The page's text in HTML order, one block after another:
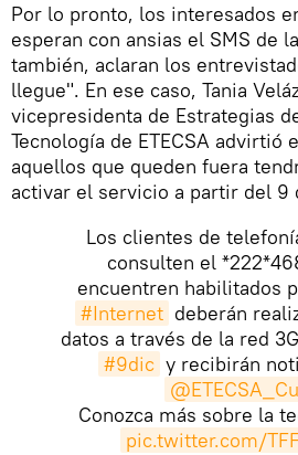
Por lo pronto, los interesados
esperan con ansias el SMS de
también, aclaran los
llegue". En ese caso, Tania
vicepresidenta de Estrategias
Tecnología de ETECSA advirtió
aquellos que queden fuera
activar el servicio a partir del 9
Los clientes de
consulten el
encuentren habilitados
#Internet deberán
datos a través de la red
#9dic y recibirán
Conozca más sobre la
pic.twitter.com/